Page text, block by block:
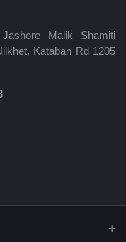
Malik Shamiti
Kataban Rd 1205